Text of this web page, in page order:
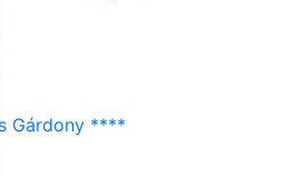
Gárdony ****